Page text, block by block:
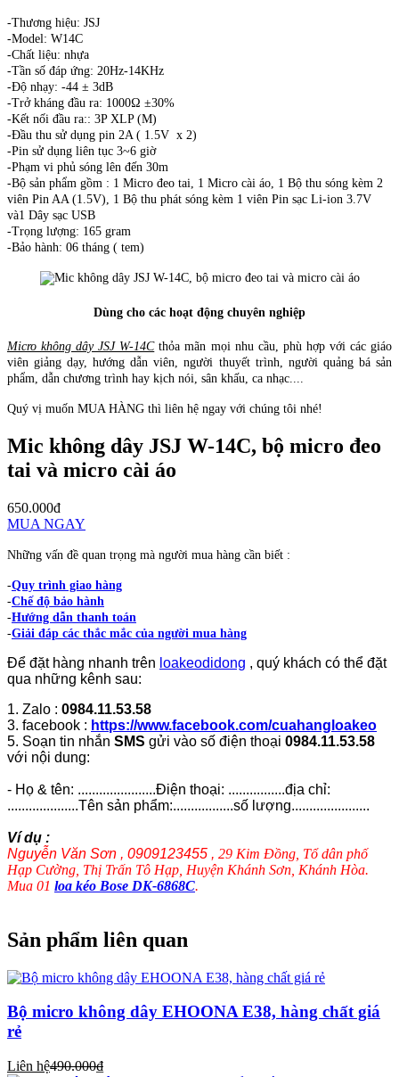
-Thương hiệu: JSJ
-Model: W14C
-Chất liệu: nhựa
-Tần số đáp ứng: 20Hz-14KHz
-Độ nhạy: -44 ± 3dB
-Trở kháng đầu ra: 1000Ω ±30%
-Kết nối đầu ra:: 3P XLP (M)
-Đầu thu sử dụng pin 2A ( 1.5V x 2)
-Pin sử dụng liên tục 3~6 giờ
-Phạm vi phủ sóng lên đến 30m
-Bộ sản phẩm gồm : 1 Micro đeo tai, 1 Micro cài áo, 1 Bộ thu sóng kèm 2
viên Pin AA (1.5V), 1 Bộ thu phát sóng kèm 1 viên Pin sạc Li-ion 3.7V
và1 Dây sạc USB
-Trọng lượng: 165 gram
-Bảo hành: 06 tháng ( tem)
Dùng cho các hoạt động chuyên nghiệp
Micro không dây JSJ W-14Cthỏa mãn mọi nhu cầu, phù hợp với các giáo
viên giảng dạy, hướng dẫn viên, người thuyết trình, người quảng bá sản
phẩm, dẫn chương trình hay kịch nói, sân khấu, ca nhạc....
Quý vị muốn MUA HÀNG thì liên hệ ngay với chúng tôi nhé!
Mic không dây JSJ W-14C, bộ micro đeo
tai và micro cài áo
650.000đ
MUA NGAY
Những vấn đề quan trọng mà người mua hàng cần biết :
-Quy trình giao hàng
-Chế độ bảo hành
-Hướng dẫn thanh toán
-Giải đáp các thắc mắc của người mua hàng
Để đặt hàng nhanh trên loakeodidong , quý khách có thể đặt
qua những kênh sau:
1. Zalo : 0984.11.53.58
3. facebook : https://www.facebook.com/cuahangloakeo
5. Soạn tin nhắn SMS gửi vào số điện thoại 0984.11.53.58
với nội dung:
- Họ & tên: ......................Điện thoại: ................địa chỉ:
....................Tên sản phẩm:.................số lượng......................
Ví dụ :
Nguyễn Văn Sơn , 0909123455 , 29 Kim Đồng, Tổ dân phố
Hạp Cường, Thị Trấn Tô Hạp, Huyện Khánh Sơn, Khánh Hòa.
Mua 01 loa kéo Bose DK-6868C.
Sản phẩm liên quan
Bộ micro không dây EHOONA E38, hàng chất giá
rẻ
Liên hệ490.000₫